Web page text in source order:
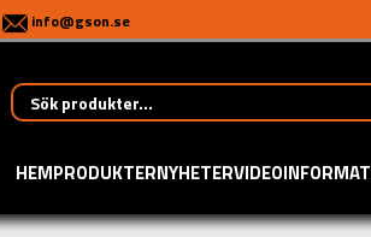
info@gson.se
HEMPRODUKTERNYHETERVIDEO